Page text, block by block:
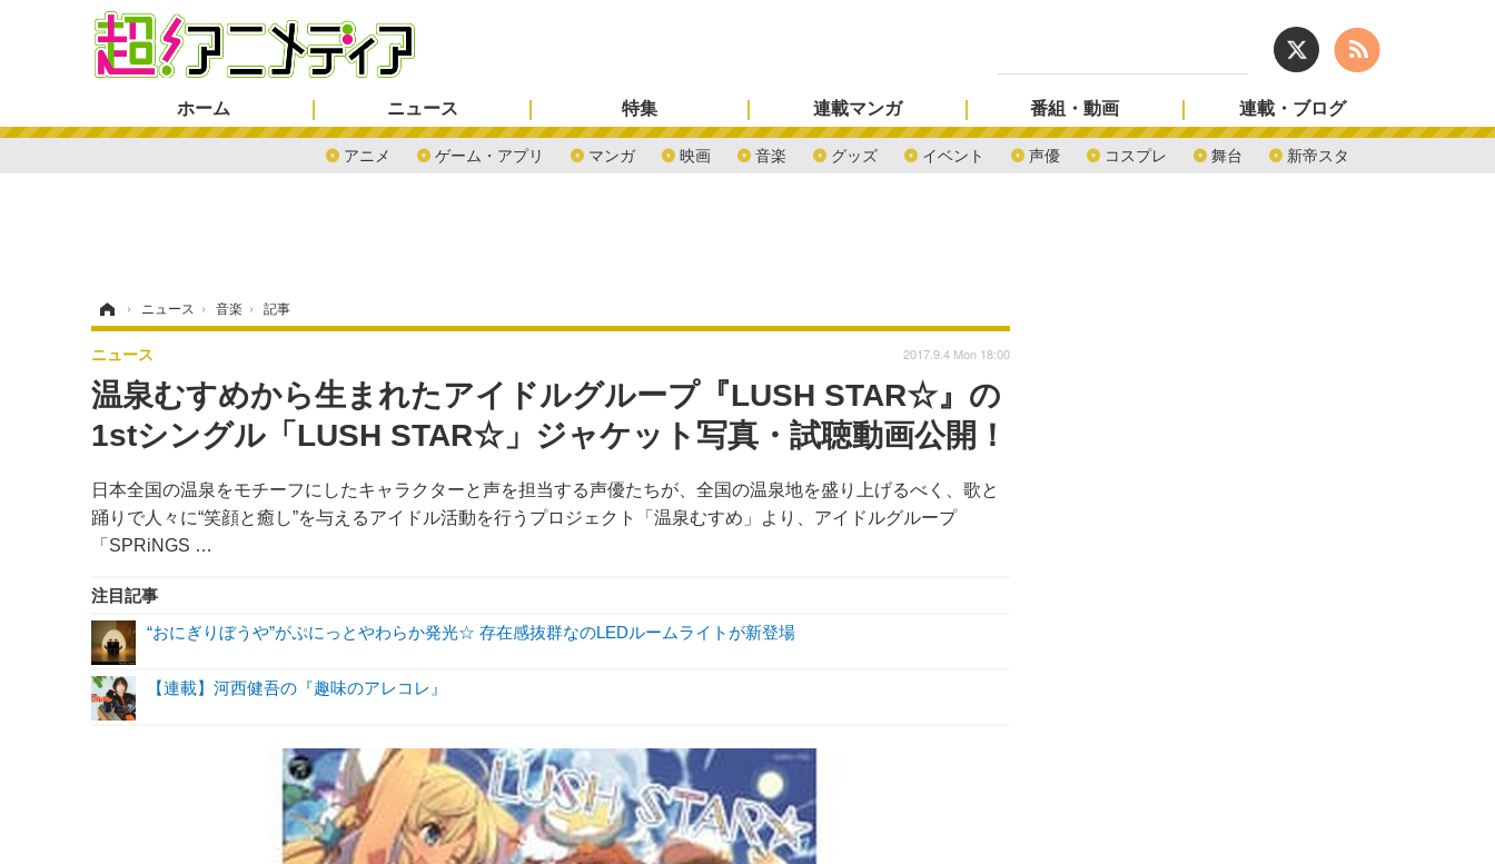
ホーム ニュース
アニメ ゲーム・アプリ マンガ 映画 音楽 グッズ イベント 声優 コスプレ 舞台 新帝スタ
特集 連載マンガ 番組・動画 連載・ブログ
› ニュース › 音楽 › 記事
温泉むすめから生まれたアイドルグループ『LUSH STAR☆』の
1stシングル「LUSH STAR☆」ジャケット写真・試聴動画公開！
日本全国の温泉をモチーフにしたキャラクターと声を担当する声優たちが、全国の温泉地を盛り上げるべく、歌と
踊りで人々に“笑顔と癒し”を与えるアイドル活動を行うプロジェクト「温泉むすめ」より、アイドルグループ
「SPRiNGS …
ニュース 2017.9.4 Mon 18:00
注目記事
“おにぎりぼうや”がぷにっとやわらか発光☆ 存在感抜群なのLEDルームライトが新登場
【連載】河西健吾の『趣味のアレコレ』